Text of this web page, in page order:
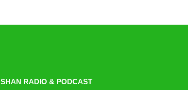
SHAN RADIO & PODCAST